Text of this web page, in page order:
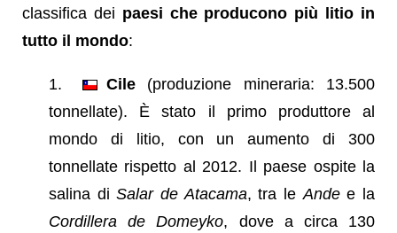
classifica dei paesi che producono più litio in
tutto il mondo:
Cile (produzione mineraria: 13.500
tonnellate). È stato il primo produttore al
mondo di litio, con un aumento di 300
tonnellate rispetto al 2012. Il paese ospite la
salina diSalar de Atacama, tra le Andee la
Cordillera de Domeyko, dove a circa 130